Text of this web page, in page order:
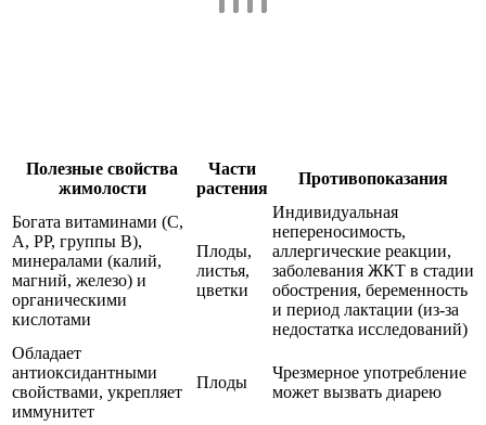
Полезные свойства
жимолости
Части
растения
Противопоказания
Богата витаминами (С,
А, РР, группы В),
минералами (калий,
магний, железо) и
органическими
кислотами
Плоды,
листья,
цветки
Индивидуальная
непереносимость,
аллергические реакции,
заболевания ЖКТ в стадии
обострения, беременность
и период лактации (из-за
недостатка исследований)
Обладает
антиоксидантными
свойствами, укрепляет
иммунитет
Плоды
Чрезмерное употребление
может вызвать диарею